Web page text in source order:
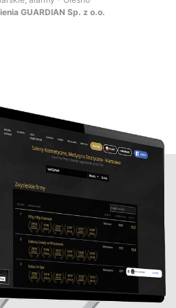
GUARDIAN Sp. z o.o.